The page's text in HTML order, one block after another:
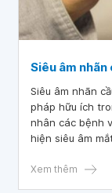
Siêu âm
Siêu âm nhãn
pháp hữu ích
nhân các bệnh
hiện siêu âm
Xem thêm